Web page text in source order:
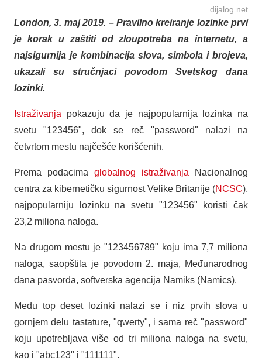
dijalog.net
London, 3. maj 2019. – Pravilno kreiranje lozinke prvi
je korak u zaštiti od zloupotreba na internetu, a
najsigurnija je kombinacija slova, simbola i brojeva,
ukazali su stručnjaci povodom Svetskog dana
lozinki.
Istraživanja pokazuju da je najpopularnija lozinka na
svetu "123456", dok se reč "password" nalazi na
četvrtom mestu najčešće korišćenih.
Prema podacima globalnog istraživanja Nacionalnog
centra za kibernetičku sigurnost Velike Britanije (NCSC),
najpopularniju lozinku na svetu "123456" koristi čak
23,2 miliona naloga.
Na drugom mestu je "123456789" koju ima 7,7 miliona
naloga, saopštila je povodom 2. maja, Međunarodnog
dana pasvorda, softverska agencija Namiks (Namics).
Među top deset lozinki nalazi se i niz prvih slova u
gornjem delu tastature, "qwerty", i sama reč "password"
koju upotrebljava više od tri miliona naloga na svetu,
kao i "abc123" i "111111".